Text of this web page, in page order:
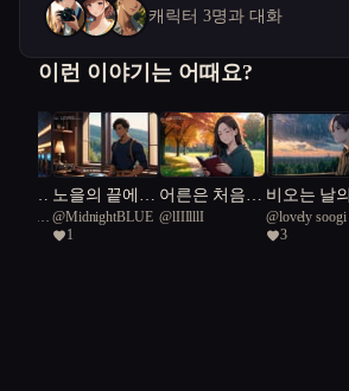
캐릭터 3명과 대화
이런 이야기는 어때요?
마음
Boa
노을의 끝에서
가족이 사라졌
다
@MidnightBLUE
1
어른은 처음이
라
@lIIIlllI
비오는 날의
라일락
@lovely soogi
3